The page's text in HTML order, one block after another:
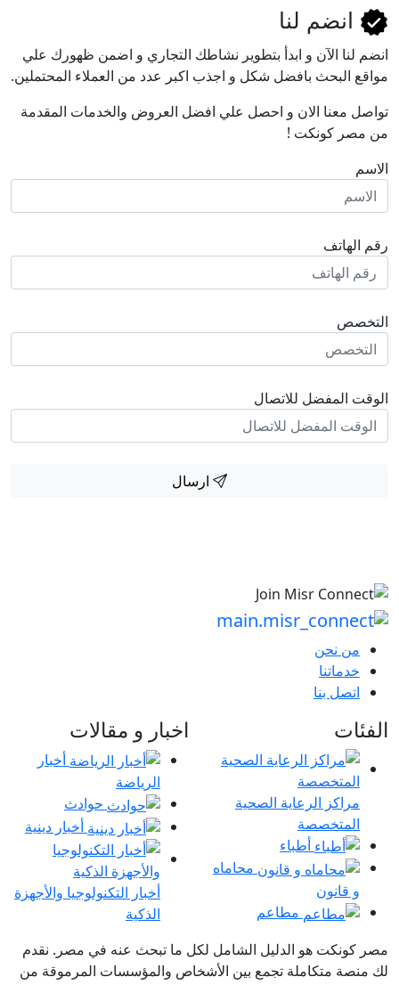
انضم لنا
انضم لنا اﻵن و ابدأ بتطوير نشاطك التجاري و اضمن ظهورك علي
مواقع البحث بافضل شكل و اجذب اكبر عدد من العملاء المحتملين.
تواصل معنا الان و احصل علي افضل العروض والخدمات المقدمة
من مصر كونكت !
الاسم
رقم الهاتف
التخصص
الوقت المفضل للاتصال
ارسال
من نحن
خدماتنا
اتصل بنا
الفئات
مراكز الرعاية الصحية
المتخصصة
أطباء
محاماه
و قانون
مطاعم
اخبار و مقالات
أخبار
الرياضة
حوادث
أخبار دينية
أخبار التكنولوجيا والأجهزة
الذكية
مصر كونكت هو الدليل الشامل لكل ما تبحث عنه في مصر. نقدم
لك منصة متكاملة تجمع بين الأشخاص والمؤسسات المرموقة من